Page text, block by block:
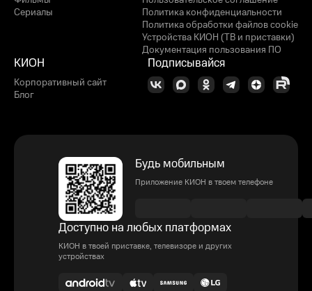
Сериалы
Политика конфиденциальности
Политика обработки файлов cookie
Устройства КИОН (ТВ и приставки)
Документация пользования ПО
КИОН
Корпоративный сайт
Блог
Подписывайся
Будь мобильным
Приложение КИОН в твоем телефоне
Доступно на любых платформах
КИОН в твоей приставке, телевизоре и других
устройствах